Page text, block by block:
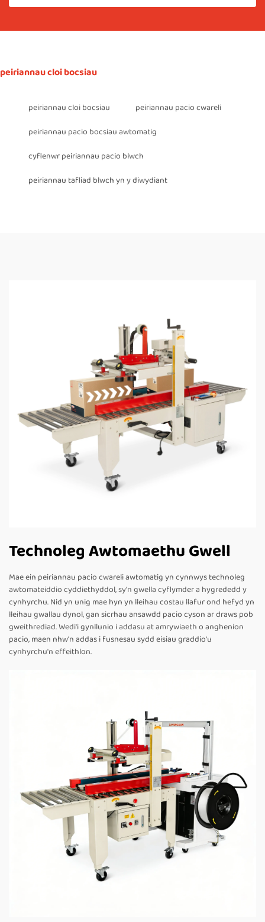
peiriannau cloi bocsiau
peiriannau cloi bocsiau
peiriannau pacio cwareli
peiriannau pacio bocsiau awtomatig
cyflenwr peiriannau pacio blwch
peiriannau tafliad blwch yn y diwydiant
Technoleg Awtomaethu Gwell
Mae ein peiriannau pacio cwareli awtomatig yn cynnwys technoleg
awtomateiddio cyddiethyddol, sy'n gwella cyflymder a hygrededd y
cynhyrchu. Nid yn unig mae hyn yn lleihau costau llafur ond hefyd yn
lleihau gwallau dynol, gan sicrhau ansawdd pacio cyson ar draws pob
gweithrediad. Wedi'i gynllunio i addasu at amrywiaeth o anghenion
pacio, maen nhw'n addas i fusnesau sydd eisiau graddio'u
cynhyrchu'n effeithlon.